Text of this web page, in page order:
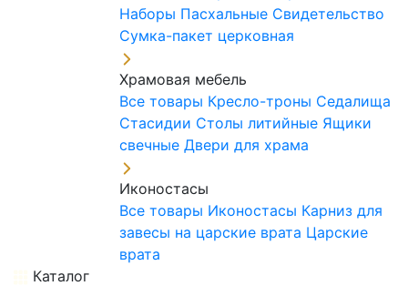
Наборы Пасхальные Свидетельство
Сумка-пакет церковная
Храмовая мебель
Все товары Кресло-троны Седалища
Стасидии Столы литийные Ящики
свечные Двери для храма
Иконостасы
Все товары Иконостасы Карниз для
завесы на царские врата Царские
врата
Каталог